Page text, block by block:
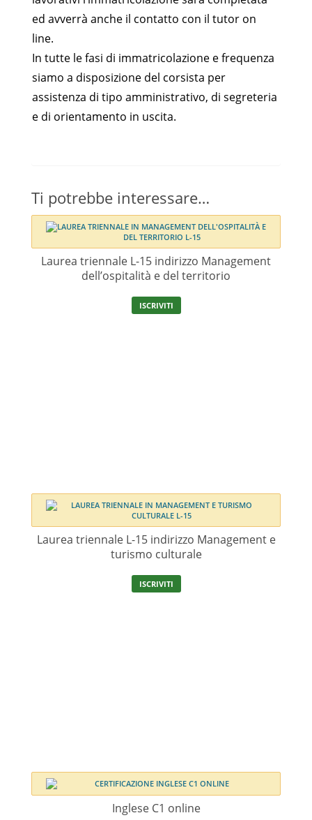
ed avverrà anche il contatto con il tutor on
line.
In tutte le fasi di immatricolazione e frequenza
siamo a disposizione del corsista per
assistenza di tipo amministrativo, di segreteria
e di orientamento in uscita.
Ti potrebbe interessare…
Laurea triennale L-15 indirizzo Management
dell’ospitalità e del territorio
ISCRIVITI
Laurea triennale L-15 indirizzo Management e
turismo culturale
ISCRIVITI
Inglese C1 online